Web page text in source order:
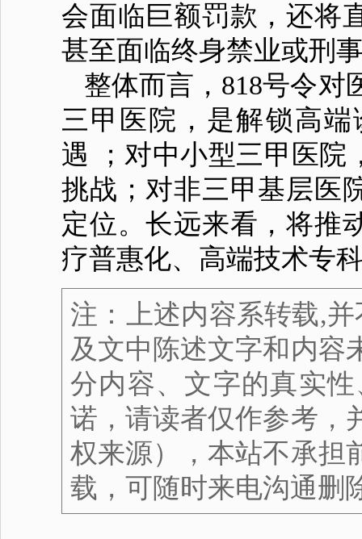
会面临巨额罚款，还将
甚至面临终身禁业或刑
整体而言，818号令对
三甲医院，是解锁高
遇 ；对中小型三甲医院
挑战；对非三甲基层医
定位。长远来看，将推
疗普惠化、高端技术专
注：上述内容系转载,
及文中陈述文字和内容
分内容、文字的真实
诺，请读者仅作参考，
权来源），本站不承担
载，可随时来电沟通删